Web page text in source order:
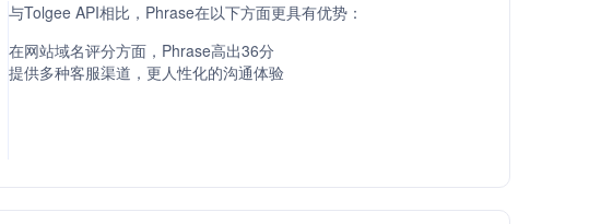
与Tolgee API相比，Phrase在以下方面更具有优势：
在网站域名评分方面，Phrase高出36分
提供多种客服渠道，更人性化的沟通体验